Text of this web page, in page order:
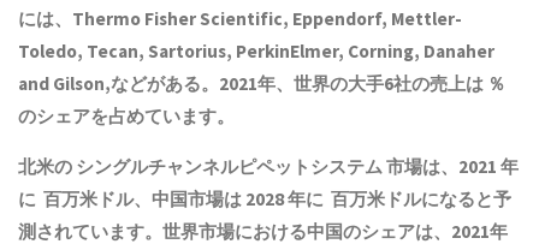
には、Thermo Fisher Scientific, Eppendorf, Mettler-
Toledo, Tecan, Sartorius, PerkinElmer, Corning, Danaher
and Gilson,などがある。2021年、世界の大手6社の売上は ％
のシェアを占めています。
北米の シングルチャンネルピペットシステム 市場は、2021 年
に 百万米ドル、中国市場は 2028 年に 百万米ドルになると予
測されています。世界市場における中国のシェアは、2021年